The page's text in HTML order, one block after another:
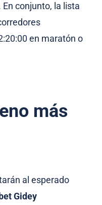
En conjunto, la lista
en maratón o
más
al esperado
Gidey